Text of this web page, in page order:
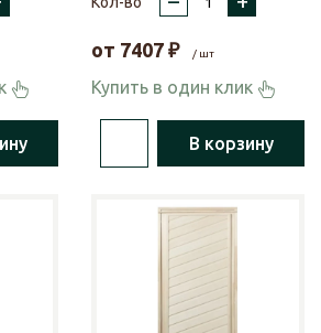
от 7407 ₽ / шт
Купить в один клик
В корзину